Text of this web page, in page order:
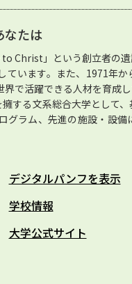
なたは
Christ」という創立者の
ています。また、1971年
で活躍できる人材を育成
する文系総合大学として
グラム、先進の施設・設備
デジタルパンフを表示
学校情報
大学公式サイト